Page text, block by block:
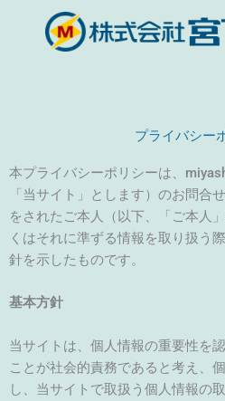
プライバシー
本プライバシーポリシーは、
「当サイト」とします）のお問合
をされたご本人（以下、「ご本人
くはそれに準ずる情報を取り扱う
針を示したものです。
基本方針
当サイトは、個人情報の重要性を
ことが社会的責務であると考え、
し、当サイトで取扱う個人情報の